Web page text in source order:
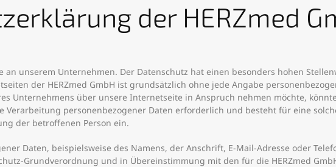
der HERZmed
unserem Unternehmen. Der Datenschutz hat einen besonders hohen
der HERZmed GmbH ist grundsätzlich ohne jede Angabe
Unternehmens über unsere Internetseite in Anspruch nehmen möchte,
Verarbeitung personenbezogener Daten erforderlich und besteht für eine
der betroffenen Person ein.
Daten, beispielsweise des Namens, der Anschrift, E-Mail-Adresse oder
Grundverordnung und in Übereinstimmung mit den für die HERZmed